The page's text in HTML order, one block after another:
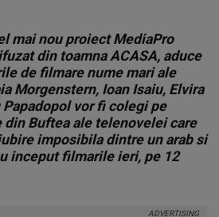
mai nou proiect MediaPro
din toamna ACASA, aduce
de filmare nume mari ale
Morgenstern, Ioan Isaiu, Elvira
vor fi colegi pe
Buftea ale telenovelei care
imposibila dintre un arab si
inceput filmarile ieri, pe 12